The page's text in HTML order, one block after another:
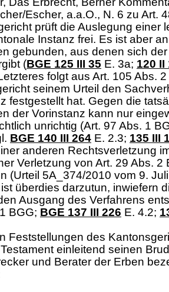
Escher, a.a.O., N. 6 zu Art.
prüft die Auslegung einer
Instanz frei. Es ist aber
gebunden, aus denen sich
(BGE 125 III 35 E. 3a; 120 II
folgt aus Art. 105 Abs.
seinem Urteil den
festgestellt hat. Gegen die
der Vorinstanz kann nur
unrichtig (Art. 97 Abs. 1
BGE 140 III 264 E. 2.3; 135 III
anderen Rechtsverletzung
Verletzung von Art. 29 Abs. 2
(Urteil 5A_374/2010 vom 9.
überdies darzutun, inwiefern
Ausgang des Verfahrens
BGG; BGE 137 III 226 E. 4.2;
Feststellungen des
einleitend seinen
und Berater der Erben